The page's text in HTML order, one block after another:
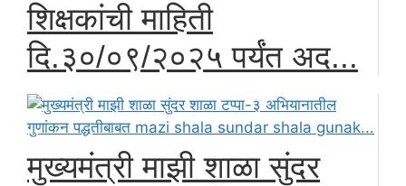
शिक्षकांची माहिती
दि.३०/०९/२०२५ पर्यंत अद...
मुख्यमंत्री माझी शाळा सुंदर